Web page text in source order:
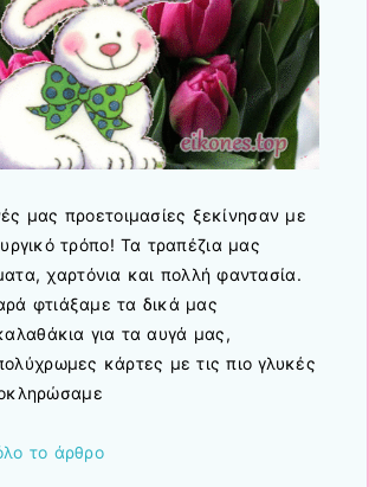
μας προετοιμασίες ξεκίνησαν με
τρόπο! Τα τραπέζια μας
χαρτόνια και πολλή φαντασία.
φτιάξαμε τα δικά μας
για τα αυγά μας,
κάρτες με τις πιο γλυκές
το άρθρο